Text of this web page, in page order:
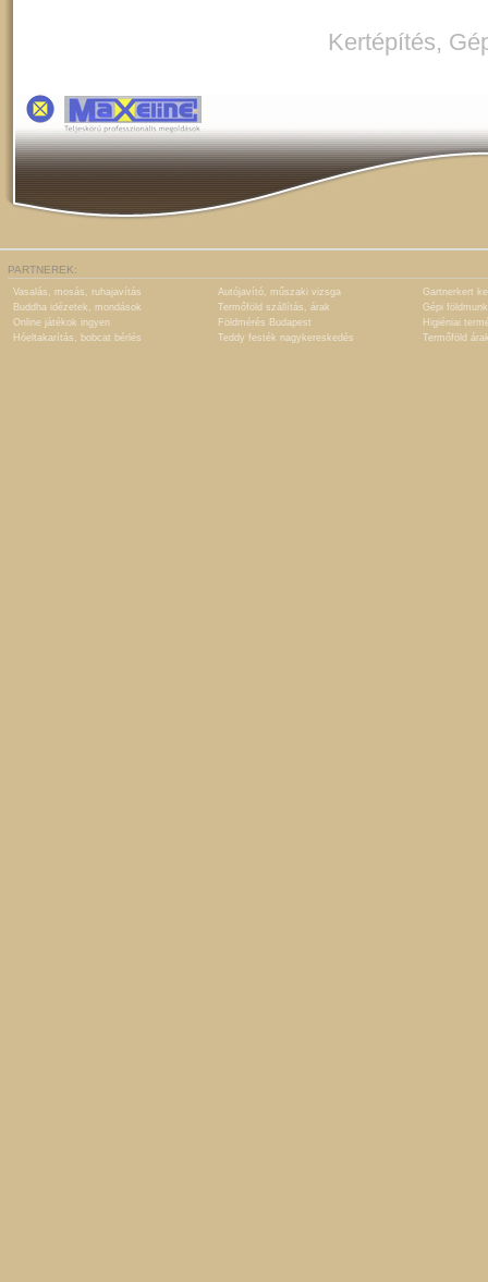
Kertépítés,
PARTNEREK:
Vasalás, mosás, ruhajavítás Autójavító, műszaki vizsga
Gartnerkert
Buddha idézetek, mondások
Termőföld szállítás, árak
Gépi
Online játékok ingyen
Földmérés Budapest
Higiéniai
Hóeltakarítás, bobcat bérlés
Teddy festék nagykereskedés Termőföld